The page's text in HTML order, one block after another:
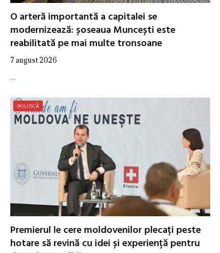
O arteră importantă a capitalei se
modernizează: șoseaua Muncești este
reabilitată pe mai multe tronsoane
7 august 2026
…
POLITICĂ
Premierul le cere moldovenilor plecați peste
hotare să revină cu idei și experiență pentru